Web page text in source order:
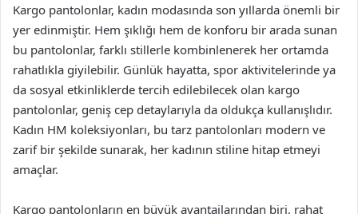
Kargo pantolonlar, kadın modasında son yıllarda önemli bir
yer edinmiştir. Hem şıklığı hem de konforu bir arada sunan
bu pantolonlar, farklı stillerle kombinlenerek her ortamda
rahatlıkla giyilebilir. Günlük hayatta, spor aktivitelerinde ya
da sosyal etkinliklerde tercih edilebilecek olan kargo
pantolonlar, geniş cep detaylarıyla da oldukça kullanışlıdır.
Kadın HM koleksiyonları, bu tarz pantolonları modern ve
zarif bir şekilde sunarak, her kadının stiline hitap etmeyi
amaçlar.
Kargo pantolonların en büyük avantajlarından biri, rahat